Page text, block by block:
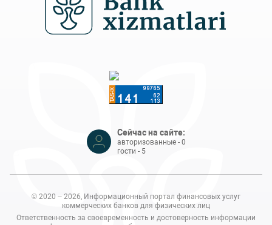
Сейчас на сайте:
авторизованные - 0
гости - 5
© 2020 – 2026, Информационный портал финансовых услуг
коммерческих банков для физических лиц
Ответственность за своевременность и достоверность информации